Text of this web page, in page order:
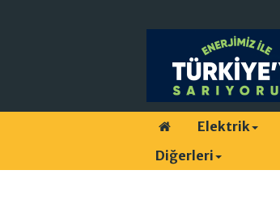
Elektrik
Diğerleri